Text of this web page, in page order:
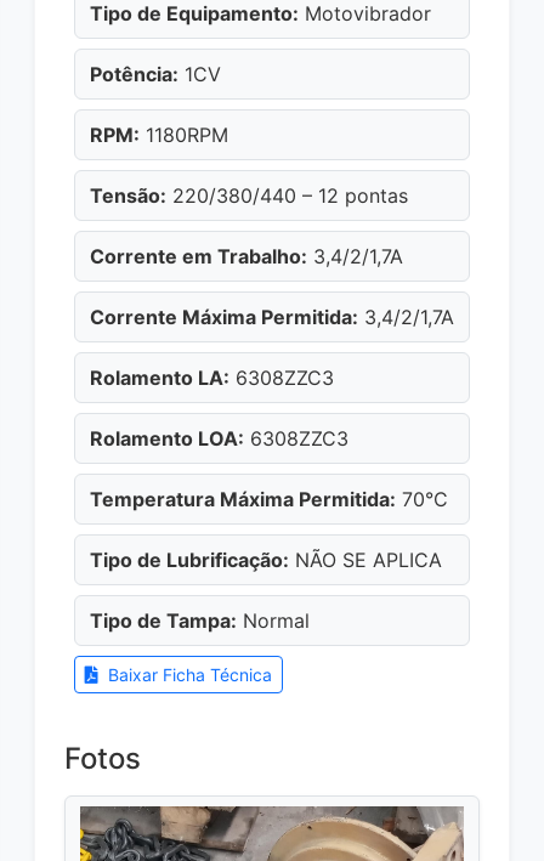
Tipo de Equipamento: Motovibrador
Potência: 1CV
RPM: 1180RPM
Tensão: 220/380/440 – 12 pontas
Corrente em Trabalho: 3,4/2/1,7A
Corrente Máxima Permitida: 3,4/2/1,7A
Rolamento LA: 6308ZZC3
Rolamento LOA: 6308ZZC3
Temperatura Máxima Permitida: 70°C
Tipo de Lubrificação: NÃO SE APLICA
Tipo de Tampa: Normal
Baixar Ficha Técnica
Fotos